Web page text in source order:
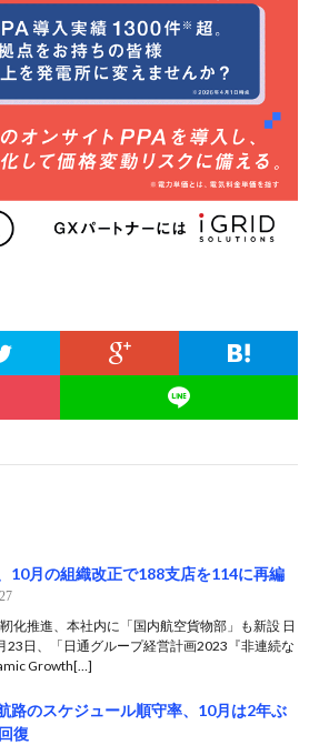
10月の組織改正で188支店を114に再編
化推進、本社内に「国内航空貨物部」も新設 日
23日、「日通グループ経営計画2023『非連続な
Growth[…]
路のスケジュール順守率、10月は2年ぶ
復